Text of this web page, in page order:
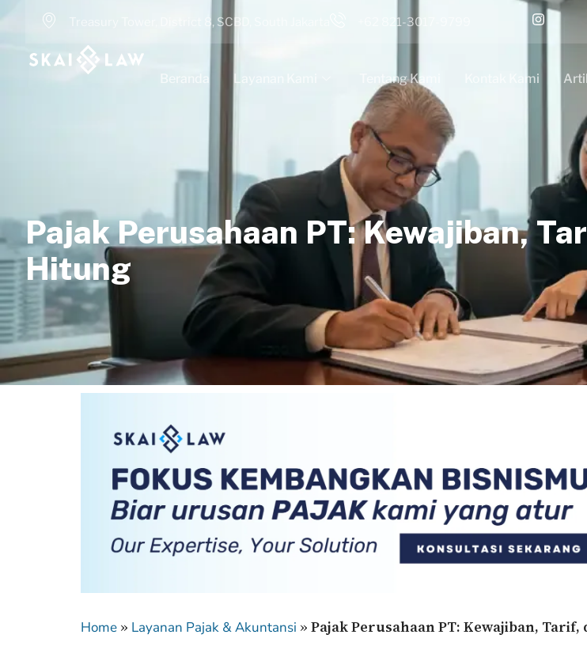
Treasury Tower, District 8, SCBD, South Jakarta +62 821-3017-9799
Beranda Layanan Kami Tentang Kami Kontak Kami
Pajak Perusahaan PT: Kewajiban,
Hitung
Home » Layanan Pajak & Akuntansi » Pajak Perusahaan PT: Kewajiban,